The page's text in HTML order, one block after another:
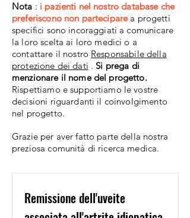
Nota : i pazienti nel nostro database che
preferiscono non partecipare a progetti
specifici sono incoraggiati a comunicare
la loro scelta ai loro medici o a
contattare il nostro Responsabile della
protezione dei dati . Si prega di
menzionare il nome del progetto.
Rispettiamo e supportiamo le vostre
decisioni riguardanti il coinvolgimento
nel progetto.
Grazie per aver fatto parte della nostra
preziosa comunità di ricerca medica.
Remissione dell'uveite